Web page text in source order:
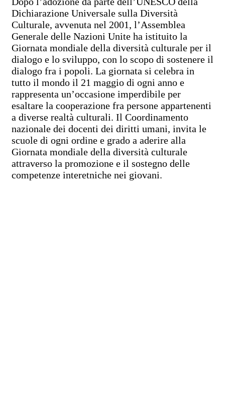
Dichiarazione Universale sulla Diversità
Culturale, avvenuta nel 2001, l’Assemblea
Generale delle Nazioni Unite ha istituito la
Giornata mondiale della diversità culturale per il
dialogo e lo sviluppo, con lo scopo di sostenere il
dialogo fra i popoli. La giornata si celebra in
tutto il mondo il 21 maggio di ogni anno e
rappresenta un’occasione imperdibile per
esaltare la cooperazione fra persone appartenenti
a diverse realtà culturali. Il Coordinamento
nazionale dei docenti dei diritti umani, invita le
scuole di ogni ordine e grado a aderire alla
Giornata mondiale della diversità culturale
attraverso la promozione e il sostegno delle
competenze interetniche nei giovani.